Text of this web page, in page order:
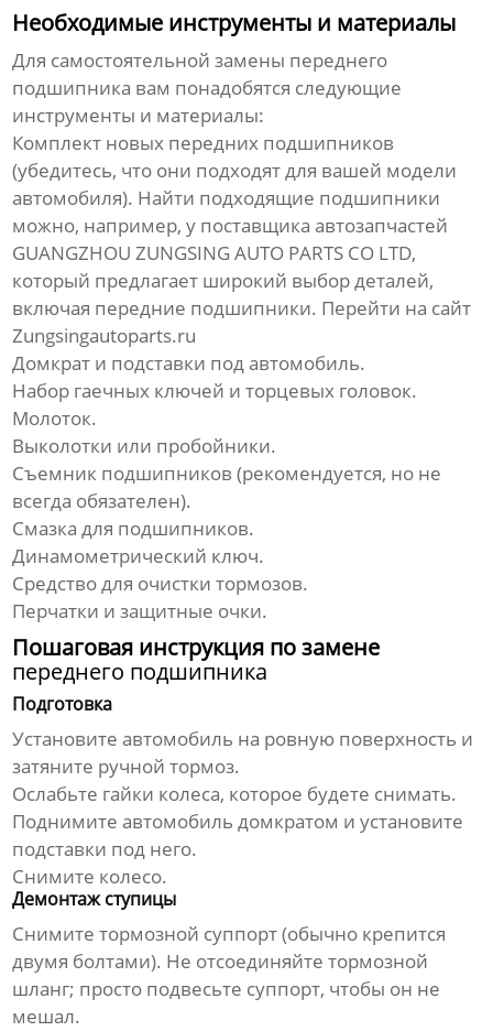
Необходимые инструменты и материалы
Для самостоятельной замены переднего
подшипника вам понадобятся следующие
инструменты и материалы:
Комплект новых передних подшипников
(убедитесь, что они подходят для вашей модели
автомобиля). Найти подходящие подшипники
можно, например, у поставщика автозапчастей
GUANGZHOU ZUNGSING AUTO PARTS CO LTD,
который предлагает широкий выбор деталей,
включая передние подшипники. Перейти на сайт
Zungsingautoparts.ru
Домкрат и подставки под автомобиль.
Набор гаечных ключей и торцевых головок.
Молоток.
Выколотки или пробойники.
Съемник подшипников (рекомендуется, но не
всегда обязателен).
Смазка для подшипников.
Динамометрический ключ.
Средство для очистки тормозов.
Перчатки и защитные очки.
Пошаговая инструкция по замене
переднего подшипника
Подготовка
Установите автомобиль на ровную поверхность и
затяните ручной тормоз.
Ослабьте гайки колеса, которое будете снимать.
Поднимите автомобиль домкратом и установите
подставки под него.
Снимите колесо.
Демонтаж ступицы
Снимите тормозной суппорт (обычно крепится
двумя болтами). Не отсоединяйте тормозной
шланг; просто подвесьте суппорт, чтобы он не
мешал.